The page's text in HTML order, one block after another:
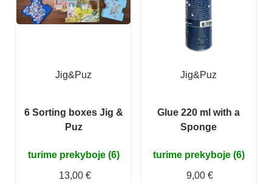
Jig&Puz
6 Sorting boxes Jig &
Puz
turime prekyboje (6)
13,00 €
Jig&Puz
Glue 220 ml with a
Sponge
turime prekyboje (6)
9,00 €